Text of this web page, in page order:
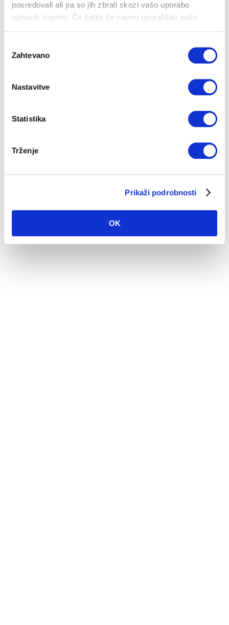
posredovali ali pa so jih zbrali skozi vašo uporabo
njihovih storitev. Če želite še naprej uporabljati našo
soglasja
Zahtevano
Nastavitve
Statistika
Trženje
Prikaži podrobnosti
OK
o...
EnergijaHitra pomoč